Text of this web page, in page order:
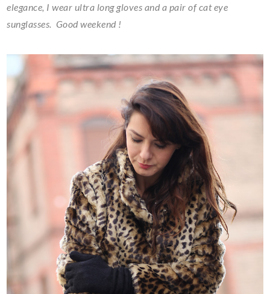
elegance, I wear ultra long gloves and a pair of cat eye
sunglasses. Good weekend !